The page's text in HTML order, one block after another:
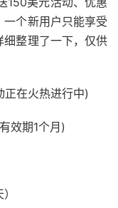
个新用户只能享受
整理了一下，仅供
正在火热进行中)
效期1个月)